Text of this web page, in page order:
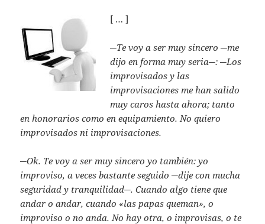
[ … ]
─Te voy a ser muy sincero ─me
dijo en forma muy seria─: ─Los
improvisados y las
improvisaciones me han salido
muy caros hasta ahora; tanto
en honorarios como en equipamiento. No quiero
improvisados ni improvisaciones.
─Ok. Te voy a ser muy sincero yo también: yo
improviso, a veces bastante seguido ─dije con mucha
seguridad y tranquilidad─. Cuando algo tiene que
andar o andar, cuando «las papas queman», o
improviso o no anda. No hay otra, o improvisas, o te